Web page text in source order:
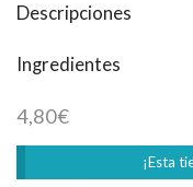
Descripciones
Ingredientes
4,80€
¡Esta